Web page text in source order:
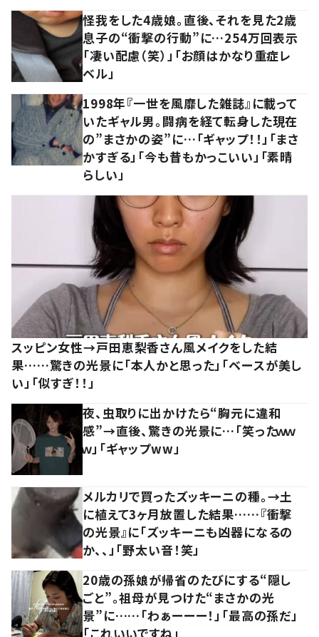
怪我をした4歳娘。直後、それを見た2歳
息子の“衝撃の行動”に…254万回表示
「凄い配慮（笑）」「お顔はかなり重症レ
ベル」
1998年『一世を風靡した雑誌』に載って
いたギャル男。闘病を経て転身した現在
の”まさかの姿”に…「ギャップ！！」「まさ
かすぎる」「今も昔もかっこいい」「素晴
らしい」
スッピン女性→戸田恵梨香さん風メイクをした結
果……驚きの光景に「本人かと思った」「ベースが美し
い」「似すぎ！！」
夜、虫取りに出かけたら“胸元に違和
感”→直後、驚きの光景に…「笑ったｗｗ
ｗ」「ギャップww」
メルカリで買ったズッキーニの種。→土
に植えて3ヶ月放置した結果……『衝撃
の光景』に「ズッキーニも凶器になるの
か、、」「野太い音！笑」
20歳の孫娘が帰省のたびにする“隠し
ごと”。祖母が見つけた“まさかの光
景”に……「わぁーーー！」「最高の孫だ」
「これいいですね」